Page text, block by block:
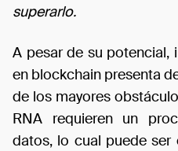
superarlo.
A pesar de su potencial,
en blockchain presenta
de los mayores
RNA requieren un
datos, lo cual puede